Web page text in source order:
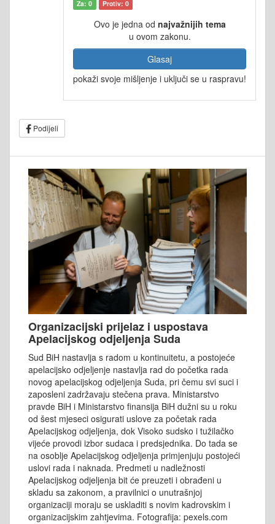
Za: 0 Protiv: 0
Ovo je jedna od najvažnijih tema
u ovom zakonu.
Glasaj
pokaži svoje mišljenje i uključi se u raspravu!
Podijeli
Organizacijski prijelaz i uspostava
Apelacijskog odjeljenja Suda
Sud BiH nastavlja s radom u kontinuitetu, a postojeće
apelacijsko odjeljenje nastavlja rad do početka rada
novog apelacijskog odjeljenja Suda, pri čemu svi suci i
zaposleni zadržavaju stečena prava. Ministarstvo
pravde BiH i Ministarstvo finansija BiH dužni su u roku
od šest mjeseci osigurati uslove za početak rada
Apelacijskog odjeljenja, dok Visoko sudsko i tužilačko
vijeće provodi izbor sudaca i predsjednika. Do tada se
na osoblje Apelacijskog odjeljenja primjenjuju postojeći
uslovi rada i naknada. Predmeti u nadležnosti
Apelacijskog odjeljenja bit će preuzeti i obrađeni u
skladu sa zakonom, a pravilnici o unutrašnjoj
organizaciji moraju se uskladiti s novim kadrovskim i
organizacijskim zahtjevima. Fotografija: pexels.com